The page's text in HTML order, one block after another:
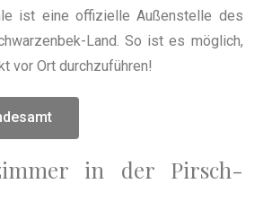
ist eine offizielle Außenstelle des
Land. So ist es möglich,
vor Ort durchzuführen!
in der Pirsch-